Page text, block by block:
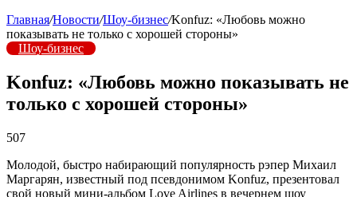
Главная/Новости/Шоу-бизнес/Konfuz: «Любовь можно
показывать не только с хорошей стороны»
Шоу-бизнес
Konfuz: «Любовь можно показывать не
только с хорошей стороны»
507
Молодой, быстро набирающий популярность рэпер Михаил
Маргарян, известный под псевдонимом Konfuz, презентовал
свой новый мини-альбом Love Airlines в вечернем шоу